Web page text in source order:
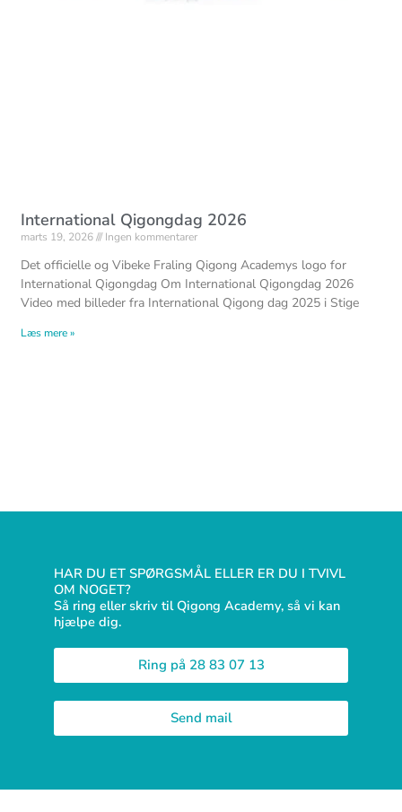
International Qigongdag 2026
marts 19, 2026 Ingen kommentarer
Det officielle og Vibeke Fraling Qigong Academys logo for
International Qigongdag Om International Qigongdag 2026
Video med billeder fra International Qigong dag 2025 i Stige
Læs mere »
HAR DU ET SPØRGSMÅL ELLER ER DU I TVIVL
OM NOGET?
Så ring eller skriv til Qigong Academy, så vi kan
hjælpe dig.
Ring på 28 83 07 13
Send mail